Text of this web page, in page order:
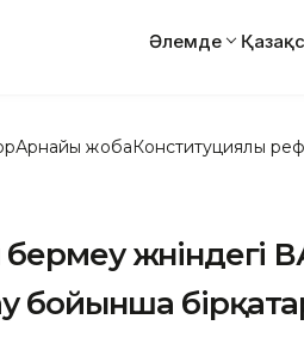
Әлемде
Арнайы жобаКонституциялық
жөніндегі
бойынша